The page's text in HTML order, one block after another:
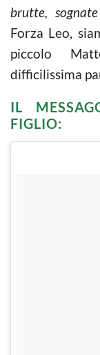
brutte,
Forza Leo,
piccolo
difficilissima
IL
FIGLIO: